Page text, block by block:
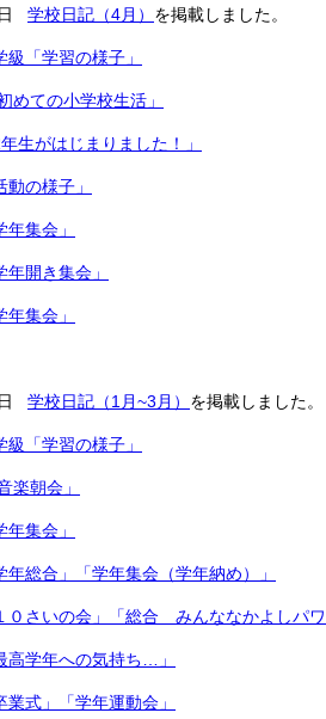
学校日記（4月） を掲載しました。
級「学習の様子」
めての小学校生活」
生がはじまりました！」
動の様子」
年集会」
年開き集会」
年集会」
学校日記（1月~3月） を掲載しました。
級「学習の様子」
楽朝会」
年集会」
年総合」「学年集会（学年納め）」
０さいの会」「総合 みんななかよしパワ
高学年への気持ち…」
業式」「学年運動会」